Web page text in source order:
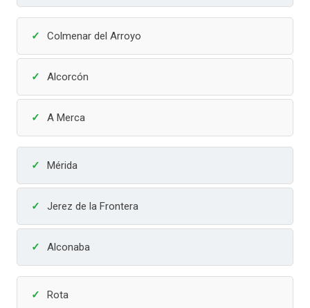
Colmenar del Arroyo
Alcorcón
A Merca
Mérida
Jerez de la Frontera
Alconaba
Rota